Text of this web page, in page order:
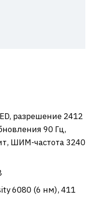
разрешение 2412
90 Гц,
ШИМ-частота 3240
6080 (6 нм), 411